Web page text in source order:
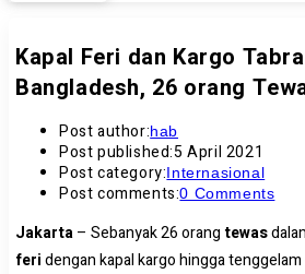
Kapal Feri dan Kargo
Bangladesh, 26 orang
Post author:hab
Post published:5 April 2021
Post category:Internasional
Post comments:0 Comments
Jakarta– Sebanyak 26 orangtewas
feridengan kapal kargo hingga